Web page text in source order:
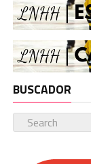
BUSCADOR